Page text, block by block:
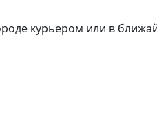
курьером или в